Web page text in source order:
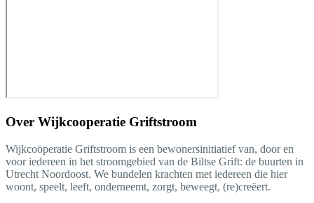
Over Wijkcooperatie Griftstroom
Wijkcoöperatie Griftstroom is een bewonersinitiatief van, door en
voor iedereen in het stroomgebied van de Biltse Grift: de buurten in
Utrecht Noordoost. We bundelen krachten met iedereen die hier
woont, speelt, leeft, onderneemt, zorgt, beweegt, (re)creëert.